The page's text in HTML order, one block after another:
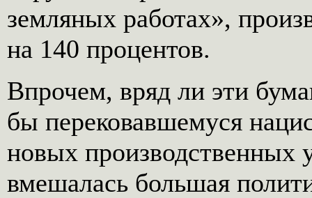
земляных работах»,
на 140 процентов.
Впрочем, вряд ли эти
бы перековавшемуся
новых производственных
вмешалась большая